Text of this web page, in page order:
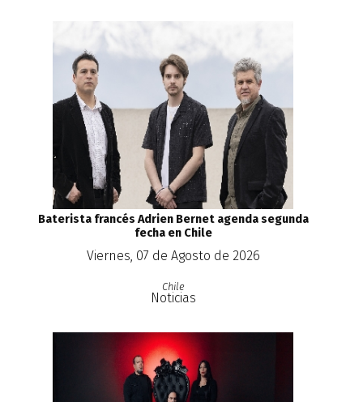
Baterista francés Adrien Bernet agenda segunda
fecha en Chile
Viernes, 07 de Agosto de 2026
Chile
Noticias